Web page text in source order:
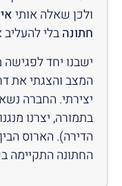
ולכן שאלה אותי
חתונהבלי להעליב
ישבנו יחד
המצב והצגתי את
יצירתי. החברה
בתמורה, יצרנו
הדירה). הארוס
החתונה התקיימה